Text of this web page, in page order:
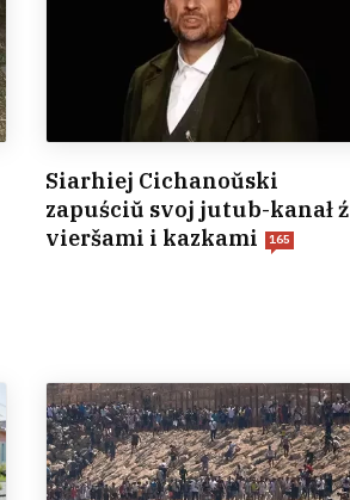
Siarhiej Cichanoŭski
zapuściŭ svoj jutub-kanał ź
vieršami i kazkami
165